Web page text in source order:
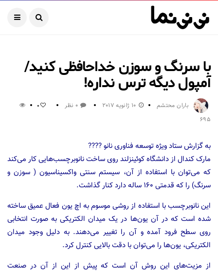
با سرنگ و سوزن خداحافظی کنید/
آمپول دیگه ترس نداره!
باران محتشم 10 ژانویه 2017 0 نظر 0
695
به گزارش ستاد ویژه توسعه فناوری نانو ????
مارک کندال از دانشگاه کوئینزلند روی ساخت نانوبرچسب‌هایی کار می‌کند
که می‌توان با استفاده از آن، سیستم سنتی واکسیناسیون ( سوزن و
سرنگ) را که قدمتی ۱۶۰ ساله دارد کنار گذاشت.
این نانوبرچسب با استفاده از روشی موسوم به اچ یون فعال عمیق ساخته
شده است که در آن یون‌ها در یک میدان الکتریکی به صورت انتخابی
روی سطح فرود آمده و آن را تغییر می‌دهند. به دلیل وجود میدان
الکتریکی، یون‌ها را می‌توان با دقت بالایی کنترل کرد.
از مزیت‌های این روش آن است که پیش از این از آن در صنعت